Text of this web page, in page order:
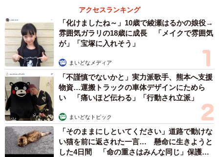
アクセスランキング
「化けましたね～」10歳で綾瀬はるかの娘役→
雰囲気ガラリの18歳に成長 「メイクで雰囲気
が」「宝塚に入れそう」
まいどなメディア
「不謹慎でないかと」実力派歌手、熊本へ支援
物資…運搬トラックの車体デザインにためら
い 「痛いほど伝わる」「行動され立派」
まいどなトピック
「そのままにしといてください」道路で動けな
い猫を前に返された一言… 懸命に生きようと
した4日間 「命の重さはみんな同じ」保護団